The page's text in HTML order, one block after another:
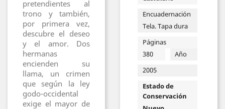
pretendientes al
trono y también,
por primera vez,
descubre el deseo
y el amor. Dos
hermanas
encienden su
llama, un crimen
que según la ley
godo-occidental
exige el mayor de
Encuadernación
Tela. Tapa dura
Páginas
380
Año
2005
Estado de
Conservación